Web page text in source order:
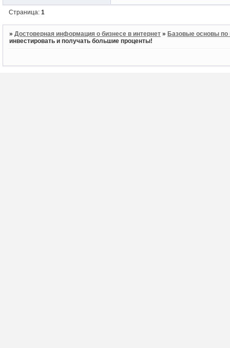
Страница:1
»Достоверная информация о бизнесе в интернет »Базовые основы
инвестировать и получать большие проценты!